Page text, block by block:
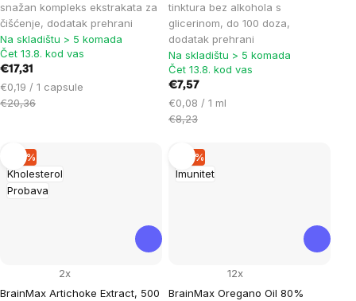
snažan kompleks ekstrakata za
čišćenje, dodatak prehrani
Na skladištu > 5 komada
Čet 13.8. kod vas
€17,31
Cijena
mjere:
€0,19 / 1 capsule
€20,36
tinktura bez alkohola s
glicerinom, do 100 doza,
dodatak prehrani
Na skladištu > 5 komada
Čet 13.8. kod vas
€7,57
Cijena
mjere:
€0,08 / 1 ml
€8,23
Kholesterol
Probava
–15 %
BrainMax Artichoke Extract, 500
2x
Imunitet
–15 %
BrainMax Oregano Oil 80%
12x